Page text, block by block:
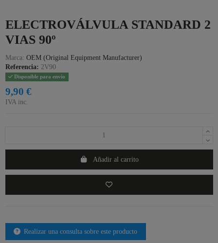
ELECTROVÁLVULA STANDARD 2
VIAS 90º
Marca: OEM (Original Equipment Manufacturer)
Referencia: 2V90
Disponible para envío
9,90 €
IVA inc.
Añadir al carrito
Realizar una consulta sobre este producto